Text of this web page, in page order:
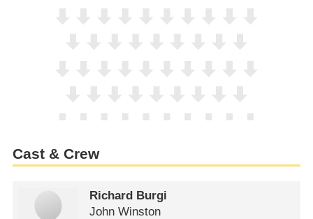
Cast & Crew
Richard Burgi
John Winston